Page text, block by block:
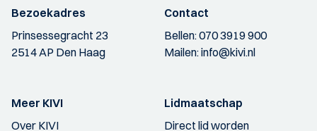
Bezoekadres
Prinsessegracht 23
2514 AP Den Haag
Contact
Bellen:070 3919 900
Mailen:info@kivi.nl
Meer KIVI
Over KIVI
Lidmaatschap
Direct lid worden